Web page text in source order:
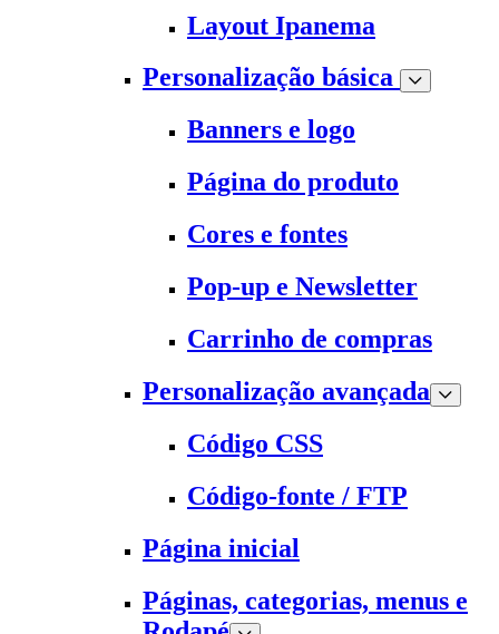
Layout Ipanema
Personalização básica
Banners e logo
Página do produto
Cores e fontes
Pop-up e Newsletter
Carrinho de compras
Personalização avançada
Código CSS
Código-fonte / FTP
Página inicial
Páginas, categorias, menus e